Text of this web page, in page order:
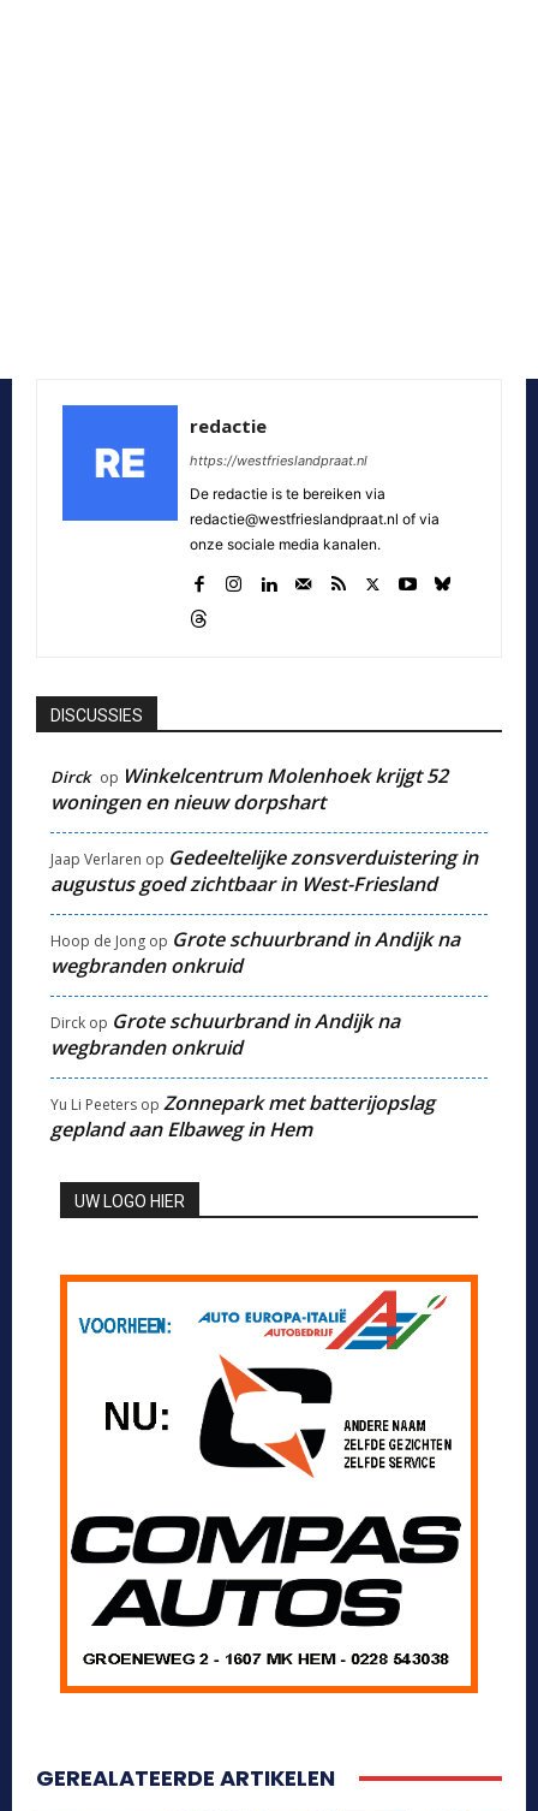
redactie
https://westfrieslandpraat.nl
De redactie is te bereiken via
redactie@westfrieslandpraat.nl of via
onze sociale media kanalen.
DISCUSSIES
Dirck op Winkelcentrum Molenhoek krijgt 52
woningen en nieuw dorpshart
Jaap Verlaren op Gedeeltelijke zonsverduistering in
augustus goed zichtbaar in West-Friesland
Hoop de Jong op Grote schuurbrand in Andijk na
wegbranden onkruid
Dirck op Grote schuurbrand in Andijk na
wegbranden onkruid
Yu Li Peeters op Zonnepark met batterijopslag
gepland aan Elbaweg in Hem
UW LOGO HIER
GEREALATEERDE ARTIKELEN